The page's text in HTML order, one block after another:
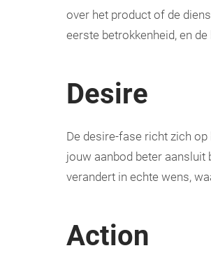
over het product of de
eerste betrokkenheid, en
Desire
De desire-fase richt zich
jouw aanbod beter
verandert in echte wens,
Action